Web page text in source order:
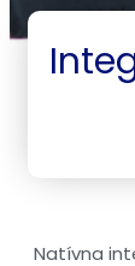
Natívna